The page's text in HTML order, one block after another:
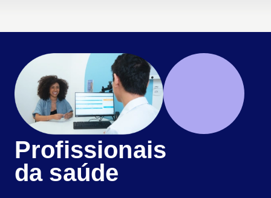
Profissionais
da saúde